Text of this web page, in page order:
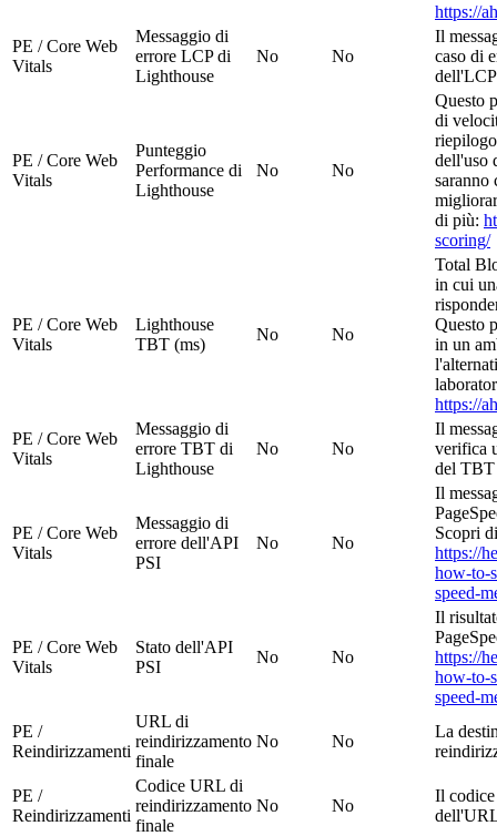
https://
PE / Core Web
Vitals
Messaggio di
errore LCP di
Lighthouse
No No
Il
caso di
dell'LCP
PE / Core Web
Vitals
Punteggio
Performance di
Lighthouse
No No
Questo
di
dell'uso
saranno
di più:
scoring/
PE / Core Web
Vitals
Lighthouse
TBT (ms)
No No
Total
in cui
Questo
in un
https://
PE / Core Web
Vitals
Messaggio di
errore TBT di
Lighthouse
No No
Il
verifica
del TBT
PE / Core Web
Vitals
Messaggio di
errore dell'API
PSI
No No
Il
Scopri
https://
how-to-
speed-
PE / Core Web
Vitals
Stato dell'API
PSI
No No
Il
https://
how-to-
speed-
PE /
Reindirizzamenti
URL di
reindirizzamento
finale
No No
La
PE /
Reindirizzamenti
Codice URL di
reindirizzamento
finale
No No
Il